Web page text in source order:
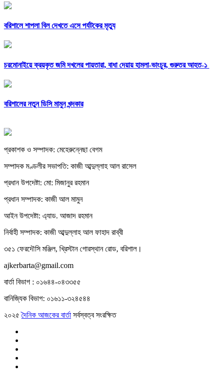
বরিশালে শাপলা বিল দেখতে এসে পর্যটকের মৃত্যু
চরমোনাইয়ে ক্রয়কৃত জমি দখলের পায়তারা, বাধা দেয়ায় হামলা-ভাংচুর, গুরুতর আহত-১
বরিশালের নতুন ডিসি মামুন খন্দকার
প্রকাশক ও সম্পাদক: মেহেরুন্নেছা বেগম
সম্পাদক মণ্ডলীর সভাপতি: কাজী আব্দুল্লাহ আল রাসেল
প্রধান উপদেষ্টা: মো: মিজানুর রহমান
প্রধান সম্পাদক: কাজী আল মামুন
আইন উপদেষ্টা: এ্যাড. আজাদ রহমান
নির্বাহী সম্পাদক: কাজী আব্দুল্লাহ আল ফাহাদ রাব্বী
৩৫১ ফেরদৌসি মঞ্জিল, খ্রিস্টান গোরস্থান রোড, বরিশাল।
ajkerbarta@gmail.com
বার্তা বিভাগ : ০১৬৪৪-০৪৩৩৫৫
বানিজ্যিক বিভাগ: ০১৬১১-৩২৪৫৪৪
২০২৫দৈনিক আজকের বার্তা সর্বস্বত্ব সংরক্ষিত